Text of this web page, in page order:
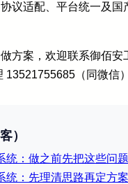
议适配、平台统一及国
方案，欢迎联系御佰安
13521755685（同微信）
）
统：做之前先把这些问
统：先理清思路再定方案